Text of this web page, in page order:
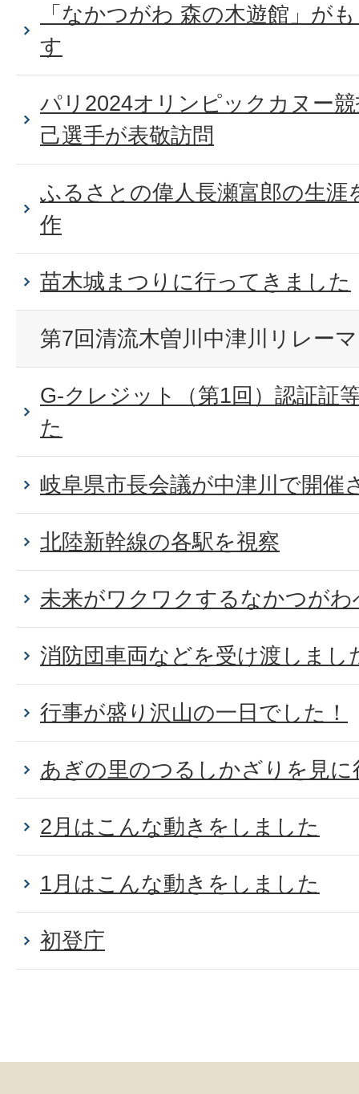
「なかつがわ 森の木遊館」が
す
パリ2024オリンピックカヌー
己選手が表敬訪問
ふるさとの偉人長瀬富郎の生涯
作
苗木城まつりに行ってきました
第7回清流木曽川中津川リレー
G-クレジット（第1回）認証証
た
岐阜県市長会議が中津川で開催
北陸新幹線の各駅を視察
未来がワクワクするなかつがわ
消防団車両などを受け渡しまし
行事が盛り沢山の一日でした！
あぎの里のつるしかざりを見
2月はこんな動きをしました
1月はこんな動きをしました
初登庁